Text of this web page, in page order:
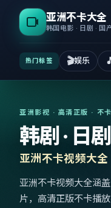
亚洲不卡大全
韩国电影 · 日剧 · 国
热门标签 🎬娱乐
亚洲影视 · 高清正版 · 不
韩剧 · 日
亚洲不卡视频大全
亚洲不卡视频大全涵
片，高清正版不卡播